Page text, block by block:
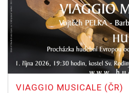
VIAGGIO MUSICALE (ČR)